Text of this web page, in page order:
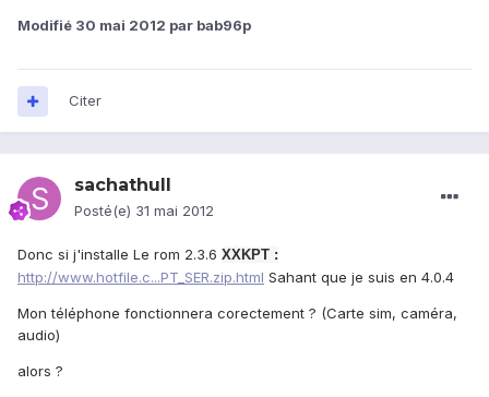
Modifié 30 mai 2012 par bab96p
Citer
sachathull
Posté(e) 31 mai 2012
Donc si j'installe Le rom 2.3.6 XXKPT :
http://www.hotfile.c...PT_SER.zip.html Sahant que je suis en 4.0.4
Mon téléphone fonctionnera corectement ? (Carte sim, caméra,
audio)
alors ?